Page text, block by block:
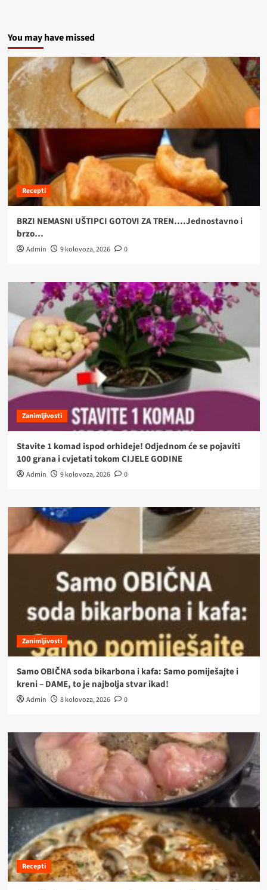
You may have missed
Recepti
BRZI NEMASNI UŠTIPCI GOTOVI ZA TREN….Jednostavno i
brzo…
Admin 9 kolovoza, 2026 0
Zanimljivosti
Stavite 1 komad ispod orhideje! Odjednom će se pojaviti
100 grana i cvjetati tokom CIJELE GODINE
Admin 9 kolovoza, 2026 0
Zanimljivosti
Samo OBIČNA soda bikarbona i kafa: Samo pomiješajte i
kreni – DAME, to je najbolja stvar ikad!
Admin 8 kolovoza, 2026 0
Recepti